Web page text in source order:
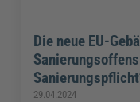
Die neue EU-
29.04.2024